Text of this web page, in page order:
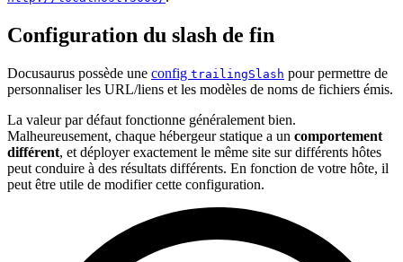
Configuration du slash de fin
Docusaurus possède une config trailingSlash pour permettre de
personnaliser les URL/liens et les modèles de noms de fichiers émis.
La valeur par défaut fonctionne généralement bien.
Malheureusement, chaque hébergeur statique a un comportement
différent, et déployer exactement le même site sur différents hôtes
peut conduire à des résultats différents. En fonction de votre hôte, il
peut être utile de modifier cette configuration.